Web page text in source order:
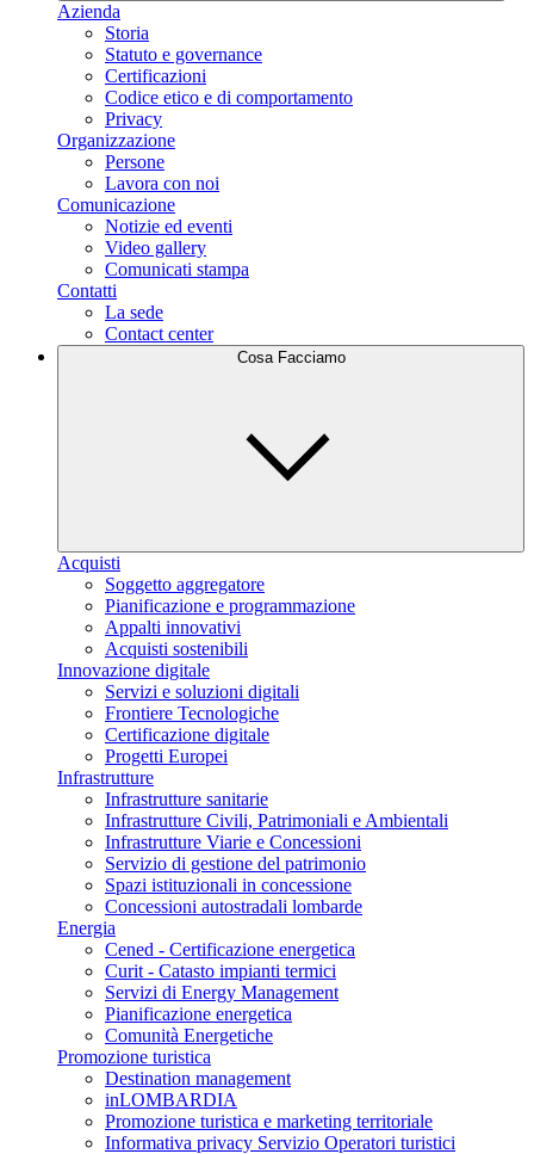
Azienda
Storia
Statuto e governance
Certificazioni
Codice etico e di comportamento
Privacy
Organizzazione
Persone
Lavora con noi
Comunicazione
Notizie ed eventi
Video gallery
Comunicati stampa
Contatti
La sede
Contact center
Cosa Facciamo
Acquisti
Soggetto aggregatore
Pianificazione e programmazione
Appalti innovativi
Acquisti sostenibili
Innovazione digitale
Servizi e soluzioni digitali
Frontiere Tecnologiche
Certificazione digitale
Progetti Europei
Infrastrutture
Infrastrutture sanitarie
Infrastrutture Civili, Patrimoniali e Ambientali
Infrastrutture Viarie e Concessioni
Servizio di gestione del patrimonio
Spazi istituzionali in concessione
Concessioni autostradali lombarde
Energia
Cened - Certificazione energetica
Curit - Catasto impianti termici
Servizi di Energy Management
Pianificazione energetica
Comunità Energetiche
Promozione turistica
Destination management
inLOMBARDIA
Promozione turistica e marketing territoriale
Informativa privacy Servizio Operatori turistici